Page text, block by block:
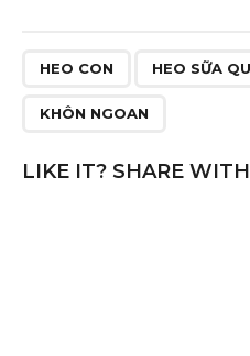
o
o
k
HEO CON HEO SỮA
KHÔN NGOAN
LIKE IT? SHARE